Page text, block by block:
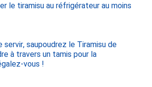
le tiramisu au réfrigérateur au moins
servir, saupoudrez le Tiramisu de
à travers un tamis pour la
vous !